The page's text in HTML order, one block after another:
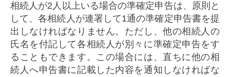
相続人が2人以上いる場合の準確定申告は、原則と
して、各相続人が連署して1通の準確定申告書を提
出しなければなりません。ただし、他の相続人の
氏名を付記して各相続人が別々に準確定申告をす
ることもできます。この場合には、直ちに他の相
続人へ申告書に記載した内容を通知しなければな